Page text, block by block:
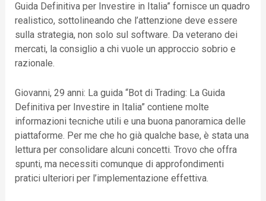
Guida Definitiva per Investire in Italia” fornisce un quadro
realistico, sottolineando che l’attenzione deve essere
sulla strategia, non solo sul software. Da veterano dei
mercati, la consiglio a chi vuole un approccio sobrio e
razionale.
Giovanni, 29 anni: La guida “Bot di Trading: La Guida
Definitiva per Investire in Italia” contiene molte
informazioni tecniche utili e una buona panoramica delle
piattaforme. Per me che ho già qualche base, è stata una
lettura per consolidare alcuni concetti. Trovo che offra
spunti, ma necessiti comunque di approfondimenti
pratici ulteriori per l’implementazione effettiva.